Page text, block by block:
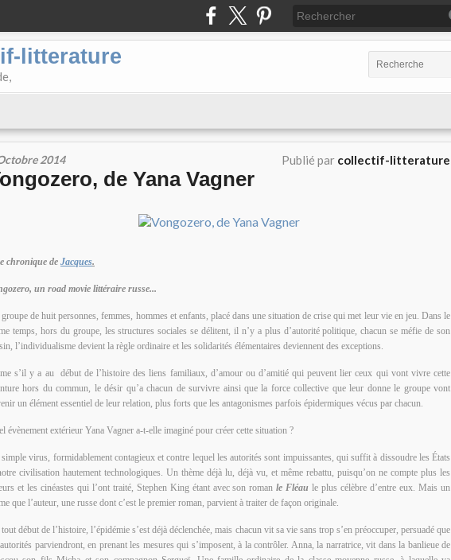
litterature
2014 Publié par collectif-litterature
de Yana Vagner
chronique de Jacques.
un road movie littéraire russe...
de huit personnes, femmes, hommes et enfants, placé dans une situation de crise qui met leur vie en jeu. Dans le
temps, hors du groupe, les structures sociales se délitent, il n’y a plus d’autorité politique, chacun se méfie de son
l’individualisme devient la règle ordinaire et les solidarités élémentaires deviennent des exceptions.
s’il y a au début de l’histoire des liens familiaux, d’amour ou d’amitié qui peuvent lier ceux qui vont vivre cette
hors du commun, le désir qu’a chacun de survivre ainsi que la force collective que leur donne le groupe vont
un élément essentiel de leur relation, plus forts que les antagonismes parfois épidermiques vécus par chacun.
évènement extérieur Yana Vagner a-t-elle imaginé pour créer cette situation ?
virus, formidablement contagieux et contre lequel les autorités sont impuissantes, qui suffit à dissoudre les États
civilisation hautement technologiques. Un thème déjà lu, déjà vu, et même rebattu, puisqu’on ne compte plus les
et les cinéastes qui l’ont traité, Stephen King étant avec son romanle Fléau le plus célèbre d’entre eux. Mais un
que l’auteur, une russe dont c’est le premier roman, parvient à traiter de façon originale.
début de l’histoire, l’épidémie s’est déjà déclenchée, mais chacun vit sa vie sans trop s’en préoccuper, persuadé que
parviendront, en prenant les mesures qui s’imposent, à la contrôler. Anna, la narratrice, vit dans la banlieue de